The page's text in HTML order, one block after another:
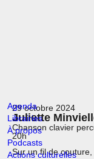
Agenda
Librairies
À propos
Podcasts
Actions culturelles
29 octobre 2024
Juliette
Chanson clavier
20h
Sur un fil de